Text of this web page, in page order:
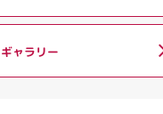
ギャラリー